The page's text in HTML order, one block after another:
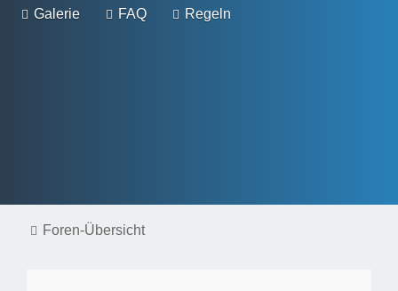
Galerie FAQ Regeln
Foren-Übersicht